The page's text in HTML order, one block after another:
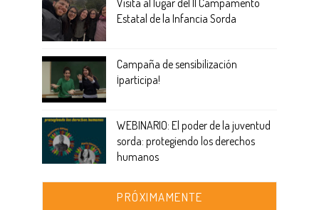
Visita al lugar del II Campamento
Estatal de la Infancia Sorda
Campaña de sensibilización
¡participa!
WEBINARIO: El poder de la juventud
sorda: protegiendo los derechos
humanos
PRÓXIMAMENTE